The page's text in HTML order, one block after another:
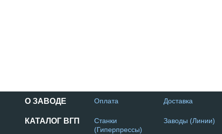
О ЗАВОДЕ Оплата Доставка
КАТАЛОГ ВГП
Станки
(Гиперпрессы)
Заводы (Линии)